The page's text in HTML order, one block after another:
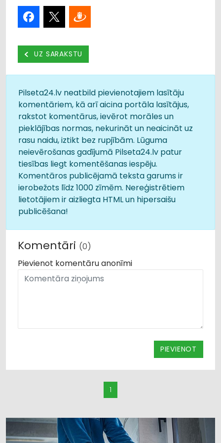
UZ SARAKSTU
Pilseta24.lv neatbild pievienotajiem lasītāju
komentāriem, kā arī aicina portāla lasītājus,
rakstot komentārus, ievērot morāles un
pieklājības normas, nekurināt un neaicināt uz
rasu naidu, iztikt bez rupjībām. Lūguma
neievērošanas gadījumā Pilseta24.lv patur
tiesības liegt komentēšanas iespēju.
Komentāros publicējamā teksta garums ir
ierobežots līdz 1000 zīmēm. Nereģistrētiem
lietotājiem ir aizliegta HTML un hipersaišu
publicēšana!
Komentāri (0)
Pievienot komentāru anonīmi
PIEVIENOT
1